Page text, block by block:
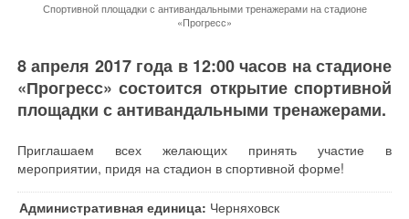
Спортивной площадки с антивандальными тренажерами на стадионе
«Прогресс»
8 апреля 2017 года в 12:00 часов на стадионе
«Прогресс» состоится открытие спортивной
площадки с антивандальными тренажерами.
Приглашаем всех желающих принять участие в
мероприятии, придя на стадион в спортивной форме!
Административная единица: Черняховск